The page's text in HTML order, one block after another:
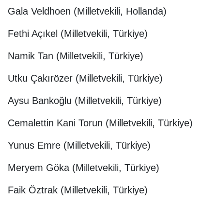
Gala Veldhoen (Milletvekili, Hollanda)
Fethi Açıkel (Milletvekili, Türkiye)
Namik Tan (Milletvekili, Türkiye)
Utku Çakırözer (Milletvekili, Türkiye)
Aysu Bankoğlu (Milletvekili, Türkiye)
Cemalettin Kani Torun (Milletvekili, Türkiye)
Yunus Emre (Milletvekili, Türkiye)
Meryem Göka (Milletvekili, Türkiye)
Faik Öztrak (Milletvekili, Türkiye)